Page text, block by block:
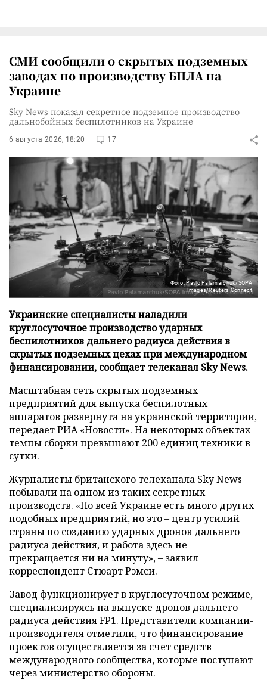
СМИ сообщили о скрытых подземных
заводах по производству БПЛА на
Украине
Sky News показал секретное подземное производство
дальнобойных беспилотников на Украине
6 августа 2026, 18:20 17
Фото: Pavlo Palamarchuk/SOPA
Images/Reuters Connect
Украинские специалисты наладили
круглосуточное производство ударных
беспилотников дальнего радиуса действия в
скрытых подземных цехах при международном
финансировании, сообщает телеканал Sky News.
Масштабная сеть скрытых подземных
предприятий для выпуска беспилотных
аппаратов развернута на украинской территории,
передаетРИА «Новости». На некоторых объектах
темпы сборки превышают 200 единиц техники в
сутки.
Журналисты британского телеканала Sky News
побывали на одном из таких секретных
производств. «По всей Украине есть много других
подобных предприятий, но это – центр усилий
страны по созданию ударных дронов дальнего
радиуса действия, и работа здесь не
прекращается ни на минуту», – заявил
корреспондент Стюарт Рэмси.
Завод функционирует в круглосуточном режиме,
специализируясь на выпуске дронов дальнего
радиуса действия FP1. Представители компании-
производителя отметили, что финансирование
проектов осуществляется за счет средств
международного сообщества, которые поступают
через министерство обороны.